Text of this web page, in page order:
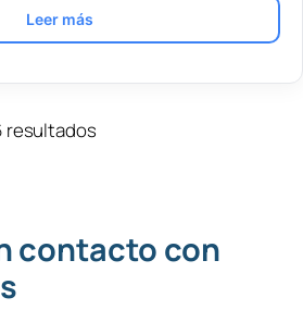
Leer más
resultados
contacto con